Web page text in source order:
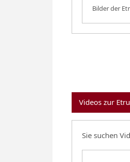
Bilder der
Videos zur
Sie suchen